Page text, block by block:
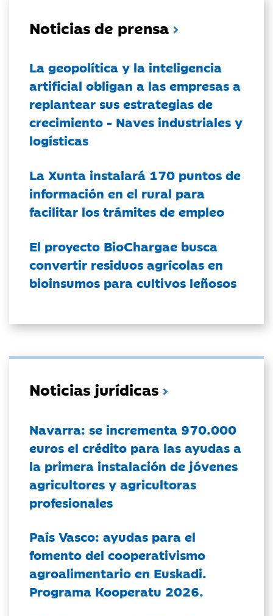
Noticias de prensa
La geopolítica y la inteligencia
artificial obligan a las empresas a
replantear sus estrategias de
crecimiento - Naves industriales y
logísticas
La Xunta instalará 170 puntos de
información en el rural para
facilitar los trámites de empleo
El proyecto BioChargae busca
convertir residuos agrícolas en
bioinsumos para cultivos leñosos
Noticias jurídicas
Navarra: se incrementa 970.000
euros el crédito para las ayudas a
la primera instalación de jóvenes
agricultores y agricultoras
profesionales
País Vasco: ayudas para el
fomento del cooperativismo
agroalimentario en Euskadi.
Programa Kooperatu 2026.